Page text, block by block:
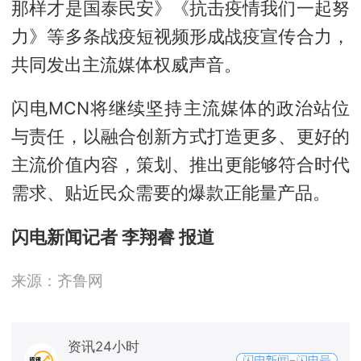
那样才是国泰民安》《抗击疫情我们一起努
力》等多条战疫短视频形成战疫宣传合力，
共同发出主流媒体权威声音。
闪电MCN将继续坚持主流媒体的政治站位
与责任，以融合创新方式打造更多、更好的
主流价值内容，策划、推出更能够符合时代
需求、贴近民众需要的爆款正能量产品。
闪电新闻记者 李翔睿 报道
来源：齐鲁网
资讯24小时